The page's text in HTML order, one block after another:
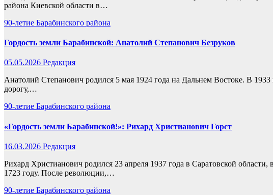
района Киевской области в…
90-летие Барабинского района
Гордость земли Барабинской: Анатолий Степанович Безруков
05.05.2026 Редакция
Анатолий Степанович родился 5 мая 1924 года на Дальнем Востоке. В 1933
дорогу,…
90-летие Барабинского района
«Гордость земли Барабинской!»: Рихард Христианович Горст
16.03.2026 Редакция
Рихард Христианович родился 23 апреля 1937 года в Саратовской
1723 году. После революции,…
90-летие Барабинского района